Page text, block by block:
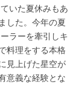
いた夏休みもあ
した。今年の夏
ラーを牽引しキ
料理をする本格
見上げた星空が
意義な経験とな